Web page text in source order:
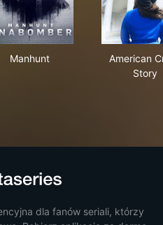
Manhunt
American
Story
dla fanów seriali, którzy